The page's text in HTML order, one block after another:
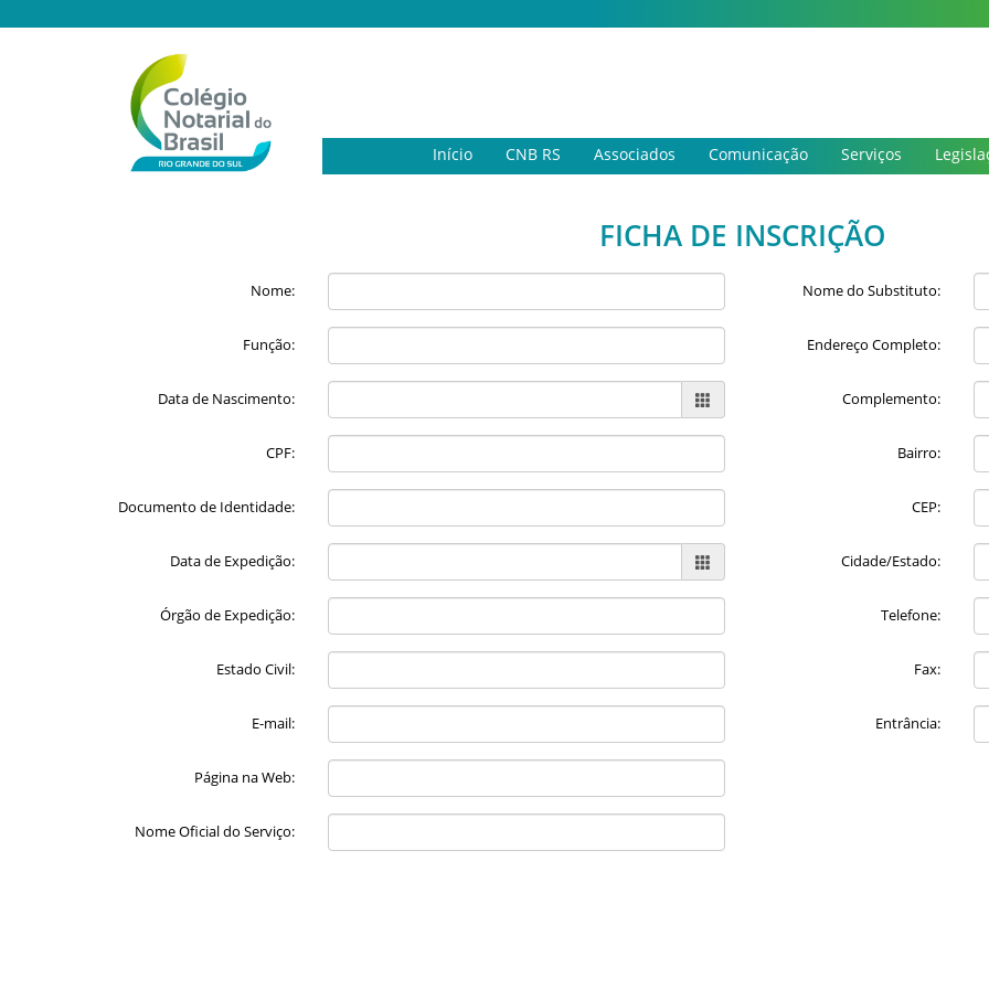
Início CNB RS Associados Comunicação Serviços
FICHA DE INSCRIÇÃO
Nome:
Função:
Data de Nascimento:
CPF:
Documento de Identidade:
Data de Expedição:
Órgão de Expedição:
Estado Civil:
E-mail:
Página na Web:
Nome Oficial do Serviço:
Nome do Substituto:
Endereço Completo:
Complemento:
Bairro:
CEP:
Cidade/Estado:
Telefone:
Fax:
Entrância: